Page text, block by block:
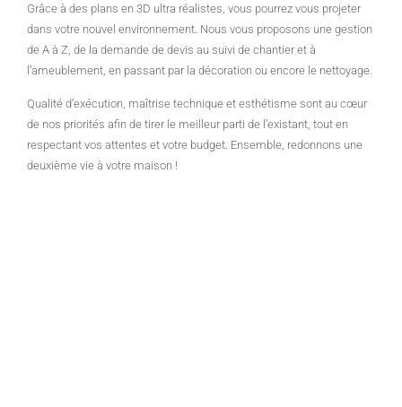
Grâce à des plans en 3D ultra réalistes, vous pourrez vous projeter
dans votre nouvel environnement. Nous vous proposons une gestion
de A à Z, de la demande de devis au suivi de chantier et à
l’ameublement, en passant par la décoration ou encore le nettoyage.
Qualité d’exécution, maîtrise technique et esthétisme sont au cœur
de nos priorités afin de tirer le meilleur parti de l’existant, tout en
respectant vos attentes et votre budget. Ensemble, redonnons une
deuxième vie à votre maison !